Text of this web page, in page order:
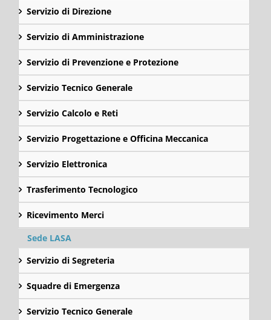
Servizio di Direzione
Servizio di Amministrazione
Servizio di Prevenzione e Protezione
Servizio Tecnico Generale
Servizio Calcolo e Reti
Servizio Progettazione e Officina Meccanica
Servizio Elettronica
Trasferimento Tecnologico
Ricevimento Merci
Sede LASA
Servizio di Segreteria
Squadre di Emergenza
Servizio Tecnico Generale